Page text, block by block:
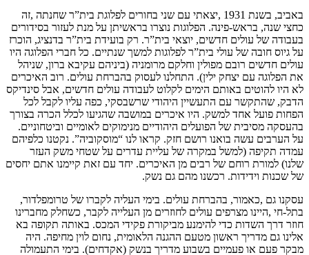
באביב, בשנת 1931 ,יצאתי עם שני בחורים לפלוגת בית”ר שחנתה ,זה
כחצי שנה, בראש-פינה. הפלוגות נוצרו בראשיתן על מנת לעזור בסידורים
בעבודה של עולים חדשים, יוצאי בית”ר. רק בועידת בית”ר בדנציג, הוכרז
על גיוס חובה של עולי בית”ר לפלוגות למשך שנתיים. כל חברי הפלוגה היו
עולים חדשים רובם מפולין וחלקם מרומניה (ביניהם עקיבא ברון, שניהל
את הפלוגה עם יצחק ילין). התחלנו לעסוק בהברחת עולים. רוב האיכרים
לא היו להוטים באותם הימים לקלוט לעבודה עולים חדשים, אבל סינדיקס
הדבק, שהתקשר עם התעשיין היהודי שרשבסקי, כפה עליו לקבל לכל
הפחות פועל אחד למשק. היו איכרים במושבה שהגיעו לכלל הכרה בצורך
בהעסקה מסיבית של הפועלים היהודיים מנימוקים לאומיים וביטחוניים.
על הערבים עשה בואנו רושם חזק. קראו לנו “מוסקוביה”. נקטנו כלפיהם
עמדה תקיפה (למשל במקרה של עליית עדרים על שטחי משק העזר
שלנו) למורת רוחם של רבים מן האיכרים. יחד עם זאת קיימנו אתם יחסים
של שכנות וידידות. רכשנו מהם גם נשק.
עסקנו גם ,כאמור, בהברחת עולים. בימי העליה לקברו של טרומפלדור,
בתל-חי ,היינו מצרפים עולים לחוזרים מן העלייה לקבר, כשחלק מחברינו
חוזר דרך השדות כדי להימנע מביקורת פקידי המכס. באותה תקופה בא
אלינו גם מדריך ראשון מטעם ההגנה הלאומית, נחום לוין מחיפה. היה
מבקר פעם או פעמיים בשבוע מדריך בנשק (אקדחים). בימי התעמולה